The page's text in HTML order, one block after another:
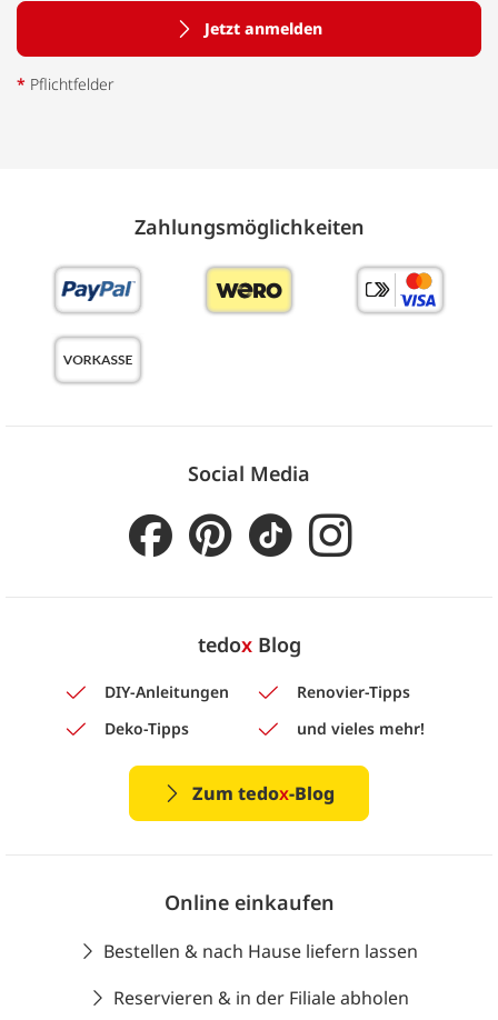
Jetzt anmelden
* Pflichtfelder
Zahlungs­möglich­keiten
Social Media
tedoxBlog
DIY-Anleitungen
Renovier-Tipps
Deko-Tipps
und vieles mehr!
Zum tedox-Blog
Online einkaufen
Bestellen & nach Hause liefern lassen
Reservieren & in der Filiale abholen